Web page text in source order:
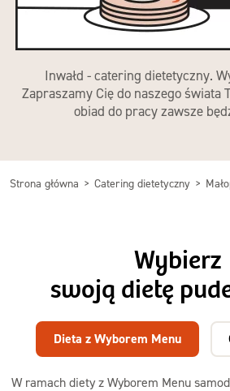
Inwałd - catering dietetyczny.
Zapraszamy Cię do naszego świata
obiad do pracy zawsze
Strona główna Catering dietetyczny
Wybierz
swoją dietę
W ramach diety z Wyborem Menu
Dieta z Wyborem Menu